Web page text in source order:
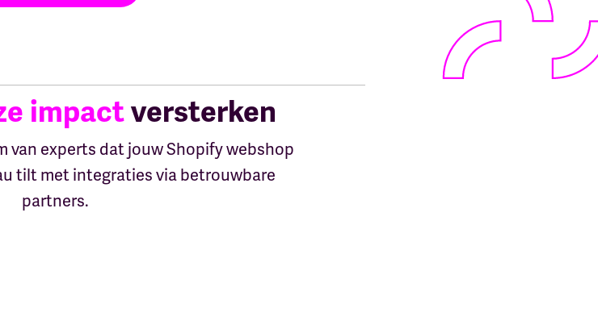
impactversterken
van experts dat jouw Shopify webshop
tilt met integraties via betrouwbare
partners.